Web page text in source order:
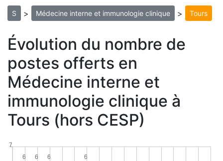
S > Médecine interne et immunologie clinique > Tours
Évolution du nombre de
postes offerts en
Médecine interne et
immunologie clinique à
Tours (hors CESP)
7
6
6
6
6